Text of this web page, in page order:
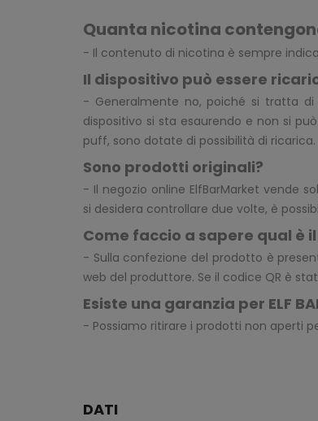
Quanta nicotina
- Il contenuto di nicotina è sempre
Il dispositivo può essere
- Generalmente no, poiché si tratta
dispositivo si sta esaurendo e non si
puff, sono dotate di possibilità di ricarica.
Sono prodotti originali?
- Il negozio online ElfBarMarket vende
si desidera controllare due volte, è
Come faccio a sapere qual è
- Sulla confezione del prodotto è
web del produttore. Se il codice QR è
Esiste una garanzia per ELF
- Possiamo ritirare i prodotti non aperti
DATI